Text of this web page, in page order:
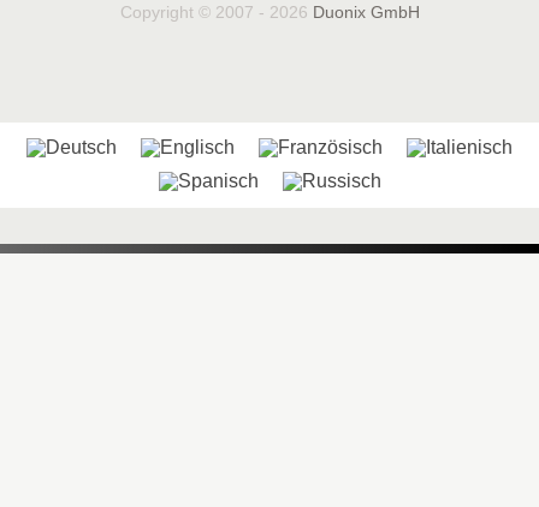
Copyright © 2007 - 2026 Duonix GmbH